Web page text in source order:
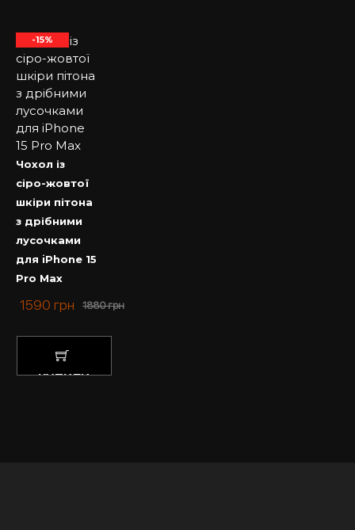
-15%
Чохол із
сіро-жовтої
шкіри пітона
з дрібними
лусочками
для iPhone 15
Pro Max
1880грн
1590 грн
КУПИТИ